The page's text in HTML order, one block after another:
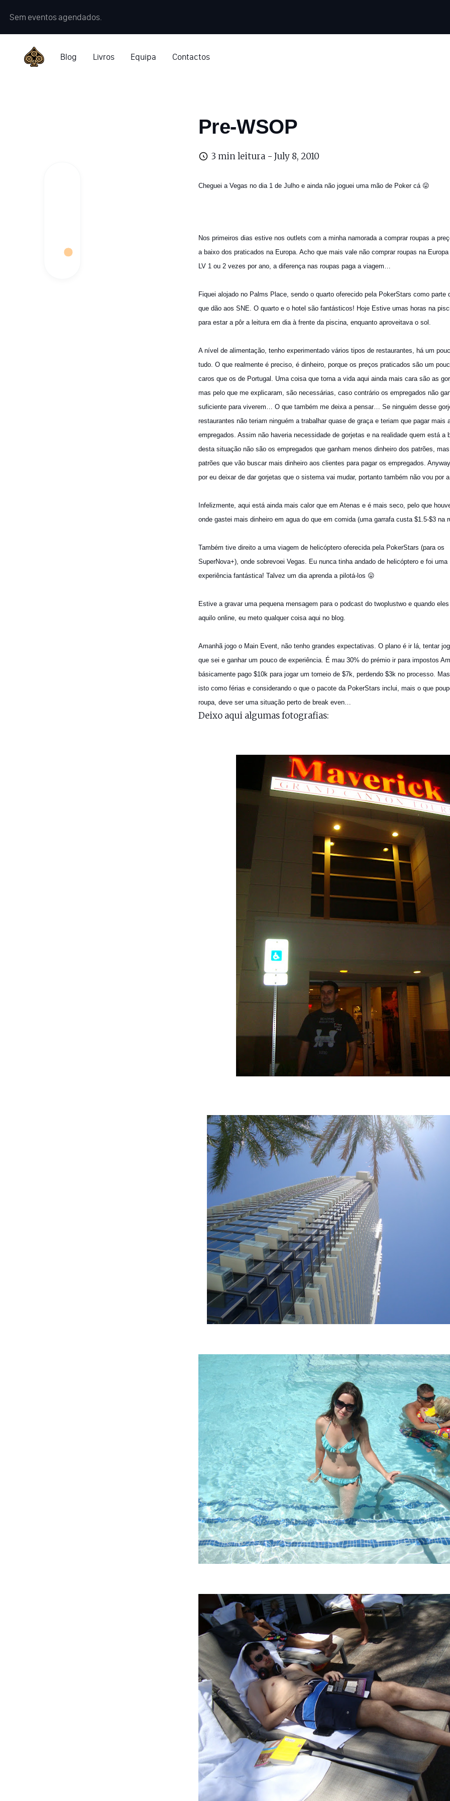
Sem eventos agendados.
Blog Livros Equipa Contactos
Pre-WSOP
3 min leitura - July 8, 2010
Cheguei a Vegas no dia 1 de Julho e ainda não joguei uma mão de Poker cá 😛
Nos primeiros dias estive nos outlets com a minha namorada a comprar roupas a
a baixo dos praticados na Europa. Acho que mais vale não comprar roupas na
LV 1 ou 2 vezes por ano, a diferença nas roupas paga a viagem…
Fiquei alojado no Palms Place, sendo o quarto oferecido pela PokerStars como parte
que dão aos SNE. O quarto e o hotel são fantásticos! Hoje Estive umas horas na
para estar a pôr a leitura em dia à frente da piscina, enquanto aproveitava o sol.
A nível de alimentação, tenho experimentado vários tipos de restaurantes, há um
tudo. O que realmente é preciso, é dinheiro, porque os preços praticados são um
caros que os de Portugal. Uma coisa que torna a vida aqui ainda mais cara são as
mas pelo que me explicaram, são necessárias, caso contrário os empregados não
suficiente para viverem… O que também me deixa a pensar… Se ninguém desse
restaurantes não teriam ninguém a trabalhar quase de graça e teriam que pagar mais
empregados. Assim não haveria necessidade de gorjetas e na realidade quem está a
desta situação não são os empregados que ganham menos dinheiro dos patrões,
patrões que vão buscar mais dinheiro aos clientes para pagar os empregados.
por eu deixar de dar gorjetas que o sistema vai mudar, portanto também não vou por
Infelizmente, aqui está ainda mais calor que em Atenas e é mais seco, pelo que
onde gastei mais dinheiro em agua do que em comida (uma garrafa custa $1.5-$3 na
Também tive direito a uma viagem de helicóptero oferecida pela PokerStars (para os
SuperNova+), onde sobrevoei Vegas. Eu nunca tinha andado de helicóptero e foi uma
experiência fantástica! Talvez um dia aprenda a pilotá-los 😛
Estive a gravar uma pequena mensagem para o podcast do twoplustwo e quando
aquilo online, eu meto qualquer coisa aqui no blog.
Amanhã jogo o Main Event, não tenho grandes expectativas. O plano é ir lá, tentar
que sei e ganhar um pouco de experiência. É mau 30% do prémio ir para impostos
básicamente pago $10k para jogar um torneio de $7k, perdendo $3k no processo.
isto como férias e considerando o que o pacote da PokerStars inclui, mais o que
roupa, deve ser uma situação perto de break even…
Deixo aqui algumas fotografias: